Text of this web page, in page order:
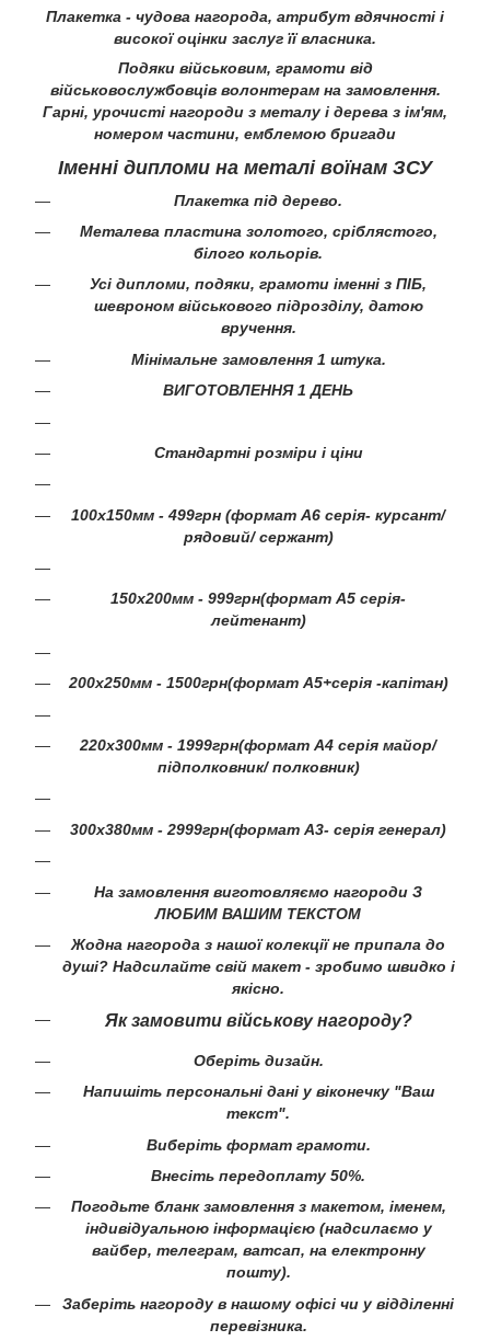
Плакетка - чудова нагорода, атрибут вдячності і
високої оцінки заслуг її власника.
Подяки військовим, грамоти від
військовослужбовців волонтерам на замовлення.
Гарні, урочисті нагороди з металу і дерева з ім'ям,
номером частини, емблемою бригади
Іменні дипломи на металі воїнам ЗСУ
Плакетка під дерево.
Металева пластина золотого, сріблястого,
білого кольорів.
Усі дипломи, подяки, грамоти іменні з ПІБ,
шевроном військового підрозділу, датою
вручення.
Мінімальне замовлення 1 штука.
ВИГОТОВЛЕННЯ 1 ДЕНЬ
Стандартні розміри і ціни
100х150мм - 499грн (формат А6 серія- курсант/
рядовий/ сержант)
150х200мм - 999грн(формат А5 серія-
лейтенант)
200х250мм - 1500грн(формат А5+серія -капітан)
220х300мм - 1999грн(формат А4 серія майор/
підполковник/ полковник)
300х380мм - 2999грн(формат А3- серія генерал)
На замовлення виготовляємо нагороди З
ЛЮБИМ ВАШИМ ТЕКСТОМ
Жодна нагорода з нашої колекції не припала до
душі? Надсилайте свій макет - зробимо швидко і
якісно.
Як замовити військову нагороду?
Оберіть дизайн.
Напишіть персональні дані у віконечку "Ваш
текст".
Виберіть формат грамоти.
Внесіть передоплату 50%.
Погодьте бланк замовлення з макетом, іменем,
індивідуальною інформацією (надсилаємо у
вайбер, телеграм, ватсап, на електронну
пошту).
Заберіть нагороду в нашому офісі чи у відділенні
перевізника.